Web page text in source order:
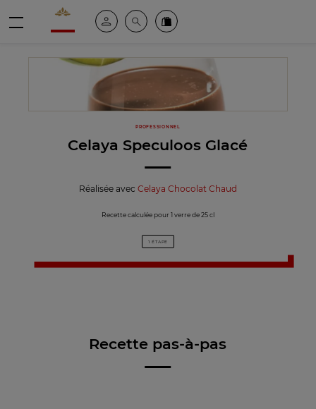
Valrhona - Imaginons le meilleur du chocolat
Espace clientRechercheCommandez en ligne
PROFESSIONNEL
Celaya Speculoos Glacé
Réalisée avec Celaya Chocolat Chaud
Recette calculée pour 1 verre de 25 cl
1 ÉTAPE
Recette pas-à-pas